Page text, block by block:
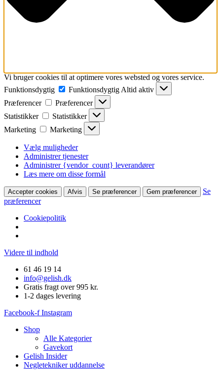
Vi bruger cookies til at optimere vores websted og vores service.
Funktionsdygtig
Funktionsdygtig Altid aktiv
Præferencer
Præferencer
Statistikker
Statistikker
Marketing
Marketing
Vælg muligheder
Administrer tjenester
Administrer {vendor_count} leverandører
Læs mere om disse formål
Accepter cookies Afvis Se præferencer Gem præferencer
Se
præferencer
Cookiepolitik
Videre til indhold
61 46 19 14
info@gelish.dk
Gratis fragt over 995 kr.
1-2 dages levering
Facebook-f Instagram
Shop
Alle Kategorier
Gavekort
Gelish Insider
Negletekniker uddannelse